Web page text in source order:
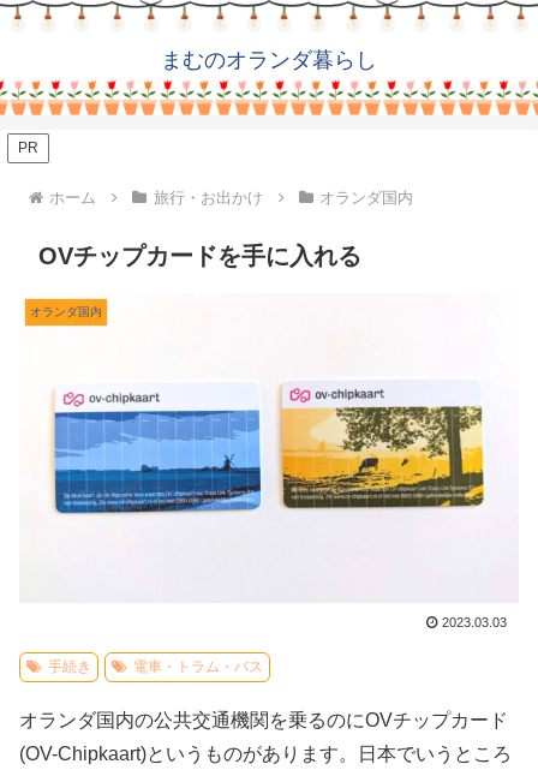
まむのオランダ暮らし
PR
ホーム 旅行・お出かけ オランダ国内
OVチップカードを手に入れる
オランダ国内
2023.03.03
手続き 電車・トラム・バス
オランダ国内の公共交通機関を乗るのにOVチップカード
(OV-Chipkaart)というものがあります。日本でいうところ